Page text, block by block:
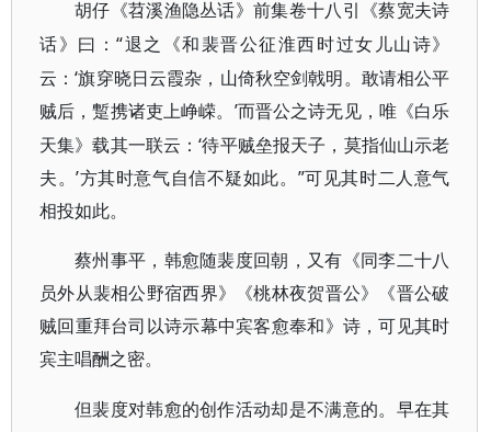
胡仔《苕溪渔隐丛话》前集卷十八引《蔡宽夫诗
话》曰：“退之《和裴晋公征淮西时过女儿山诗》
云：‘旗穿晓日云霞杂，山倚秋空剑戟明。敢请相公平
贼后，蹔携诸吏上峥嵘。 ’而晋公之诗无见，唯《白乐
天集》载其一联云：‘待平贼垒报天子，莫指仙山示老
夫。’方其时意气自信不疑如此。”可见其时二人意气
相投如此。
蔡州事平，韩愈随裴度回朝，又有《同李二十八
员外从裴相公野宿西界》《桃林夜贺晋公》《晋公破
贼回重拜台司以诗示幕中宾客愈奉和》诗，可见其时
宾主唱酬之密。
但裴度对韩愈的创作活动却是不满意的。早在其